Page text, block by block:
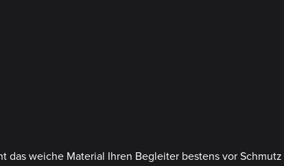
das weiche Material Ihren Begleiter bestens vor Schmutz